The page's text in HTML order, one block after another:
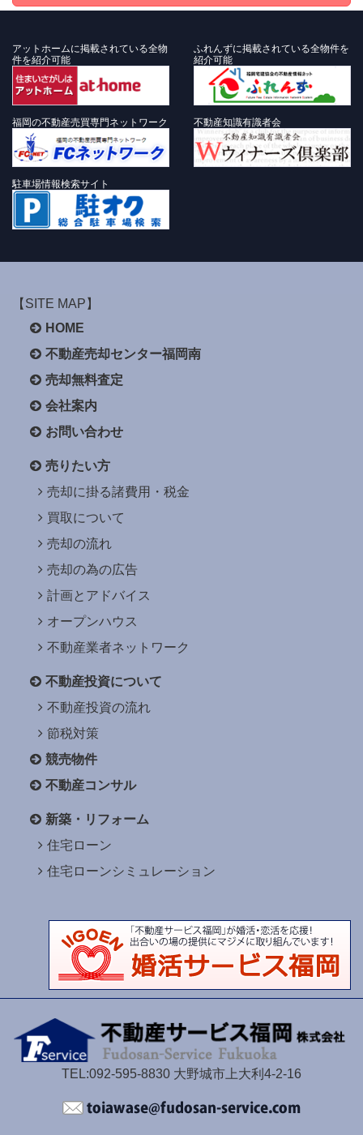
アットホームに掲載されている全物
件を紹介可能
ふれんずに掲載されている全物件を
紹介可能
福岡の不動産売買専門ネットワーク 不動産知識有識者会
駐車場情報検索サイト
【SITE MAP】
HOME
不動産売却センター福岡南
売却無料査定
会社案内
お問い合わせ
売りたい方
売却に掛る諸費用・税金
買取について
売却の流れ
売却の為の広告
計画とアドバイス
オープンハウス
不動産業者ネットワーク
不動産投資について
不動産投資の流れ
節税対策
競売物件
不動産コンサル
新築・リフォーム
住宅ローン
住宅ローンシミュレーション
TEL:092-595-8830 大野城市上大利4-2-16